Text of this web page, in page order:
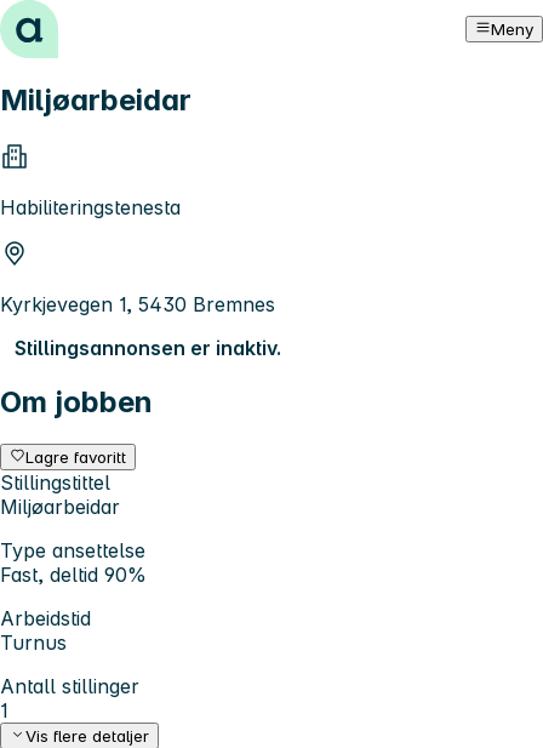
Hopp til innhold Meny
Miljøarbeidar
Habiliteringstenesta
Kyrkjevegen 1, 5430 Bremnes
Stillingsannonsen er inaktiv.
Om jobben
Lagre favoritt
Stillingstittel
Miljøarbeidar
Type ansettelse
Fast, deltid 90%
Arbeidstid
Turnus
Antall stillinger
1
Vis flere detaljer